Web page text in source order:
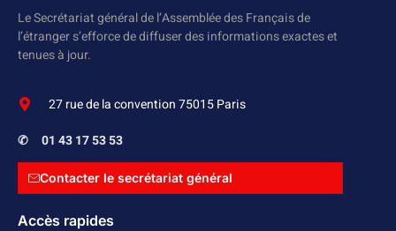
Le Secrétariat général de l’Assemblée des Français de
l’étranger s’efforce de diffuser des informations exactes et
tenues à jour.
27 rue de la convention 75015 Paris
✆ 01 43 17 53 53
Contacter le secrétariat général
Accès rapides